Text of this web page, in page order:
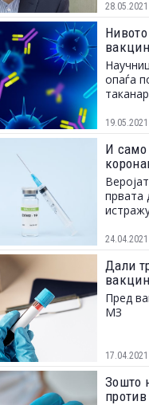
28.05.2021
опаѓа
19.05.2021
И само
првата
24.04.2021
Дали
Пред
МЗ
17.04.2021
Зошто